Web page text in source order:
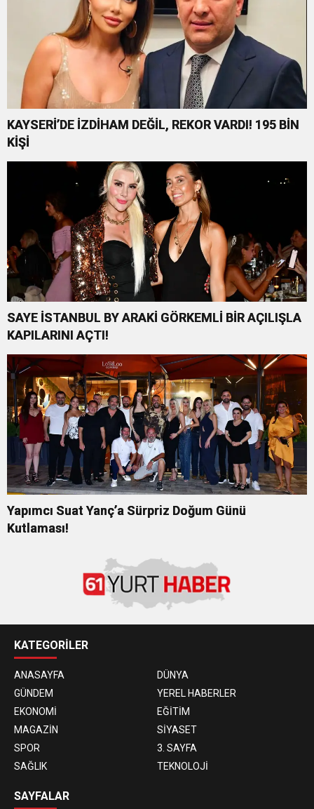
KAYSERİ’DE İZDİHAM DEĞİL, REKOR VARDI! 195 BİN
KİŞİ
SAYE İSTANBUL BY ARAKİ GÖRKEMLİ BİR AÇILIŞLA
KAPILARINI AÇTI!
Yapımcı Suat Yanç’a Sürpriz Doğum Günü
Kutlaması!
KATEGORİLER
ANASAYFA
DÜNYA
GÜNDEM
YEREL HABERLER
EKONOMİ
EĞİTİM
MAGAZİN
SİYASET
SPOR
3. SAYFA
SAĞLIK
TEKNOLOJİ
SAYFALAR